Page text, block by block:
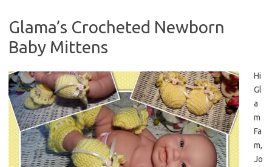
Glama’s Crocheted Newborn
Baby Mittens
Hi
Gl
a
m
Fa
m,
Jo